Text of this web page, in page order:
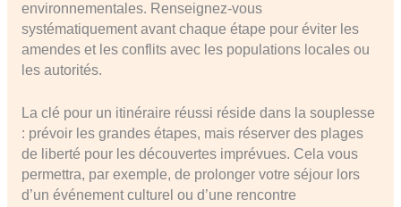
environnementales. Renseignez-vous
systématiquement avant chaque étape pour éviter les
amendes et les conflits avec les populations locales ou
les autorités.
La clé pour un itinéraire réussi réside dans la souplesse
: prévoir les grandes étapes, mais réserver des plages
de liberté pour les découvertes imprévues. Cela vous
permettra, par exemple, de prolonger votre séjour lors
d’un événement culturel ou d’une rencontre